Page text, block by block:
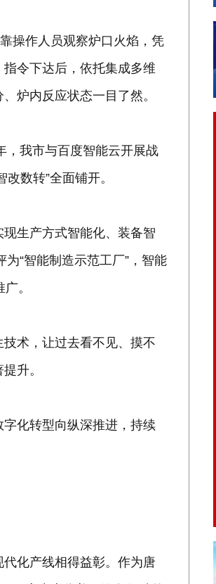
操作人员观察炉口火焰，凭
令下达后，依托集成多维
炉内反应状态一目了然。
，我市与百度智能云开展战
数转”全面铺开。
生产方式智能化、装备智
“智能制造示范工厂”，智能
。
术，让过去看不见、摸不
升。
化转型向纵深推进，持续
化产线相得益彰。作为唐